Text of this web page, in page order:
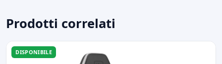
Prodotti correlati
DISPONIBILE